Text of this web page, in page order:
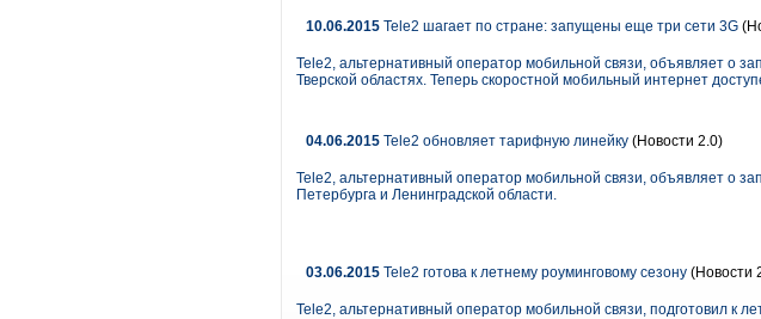
10.06.2015 Tele2 шагает по стране: запущены еще три сети 3G
Tele2, альтернативный оператор мобильной связи, объявляет о
Тверской областях. Теперь скоростной мобильный интернет
04.06.2015 Tele2 обновляет тарифную линейку (Новости 2.0)
Tele2, альтернативный оператор мобильной связи, объявляет о
Петербурга и Ленинградской области.
03.06.2015 Tele2 готова к летнему роуминговому сезону (Новости
Tele2, альтернативный оператор мобильной связи, подготовил к